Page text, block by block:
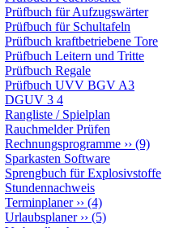
Prüfbuch für Aufzugswärter
Prüfbuch für Schultafeln
Prüfbuch kraftbetriebene Tore
Prüfbuch Leitern und Tritte
Prüfbuch Regale
Prüfbuch UVV BGV A3
DGUV 3 4
Rangliste / Spielplan
Rauchmelder Prüfen
Rechnungsprogramme ›› (9)
Sparkasten Software
Sprengbuch für Explosivstoffe
Stundennachweis
Terminplaner›› (4)
Urlaubsplaner›› (5)